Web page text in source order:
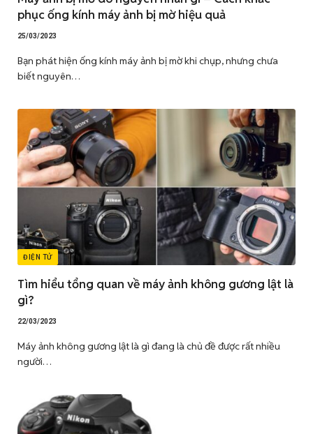
phục ống kính máy ảnh bị mờ hiệu quả
25/03/2023
Bạn phát hiện ống kính máy ảnh bị mờ khi chụp, nhưng chưa
biết nguyên…
ĐIỆN TỬ
Tìm hiểu tổng quan về máy ảnh không gương lật là
gì?
22/03/2023
Máy ảnh không gương lật là gì đang là chủ đề được rất nhiều
người…